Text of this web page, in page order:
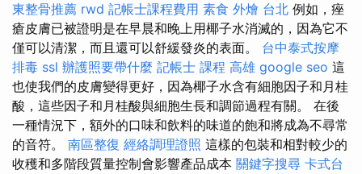
東整骨推薦 rwd 記帳士課程費用 素食 外燴 台北 例如，痤
瘡皮膚已被證明是在早晨和晚上用椰子水消滅的，因為它不
僅可以清潔，而且還可以舒緩發炎的表面。 台中泰式按摩
排毒 ssl 辦護照要帶什麼 記帳士 課程 高雄 google seo 這
也使我們的皮膚變得更好，因為椰子水含有細胞因子和月桂
酸，這些因子和月桂酸與細胞生長和調節過程有關。 在後
一種情況下，額外的口味和飲料的味道的飽和將成為不尋常
的音符。 南區整復 經絡調理證照 這樣的包裝和相對較少的
收穫和多階段質量控制會影響產品成本 關鍵字搜尋 卡式台